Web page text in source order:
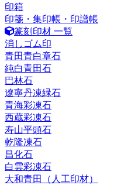
印箱
印箋・集印帳・印譜帳
篆刻印材 一覧
消しゴム印
青田青白章石
純白青田石
巴林石
遼寧丹凍緑石
青海彩凍石
西蔵彩凍石
寿山平頭石
乾隆凍石
昌化石
白雲彩凍石
大和青田（人工印材）